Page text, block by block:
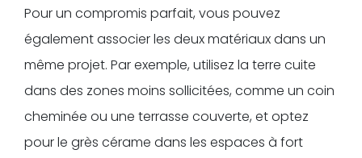
Pour un compromis parfait, vous pouvez
également associer les deux matériaux dans un
même projet. Par exemple, utilisez la terre cuite
dans des zones moins sollicitées, comme un coin
cheminée ou une terrasse couverte, et optez
pour le grès cérame dans les espaces à fort